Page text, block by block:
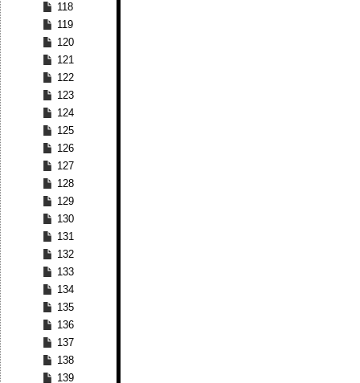
118
119
120
121
122
123
124
125
126
127
128
129
130
131
132
133
134
135
136
137
138
139